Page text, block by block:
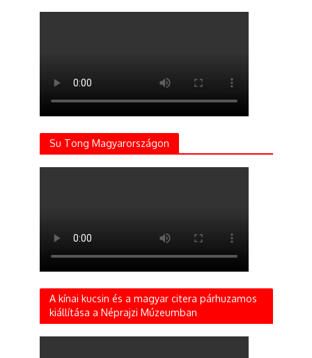
Su Tong Magyarországon
A kínai kucsin és a magyar citera párhuzamos
kiállítása a Néprajzi Múzeumban